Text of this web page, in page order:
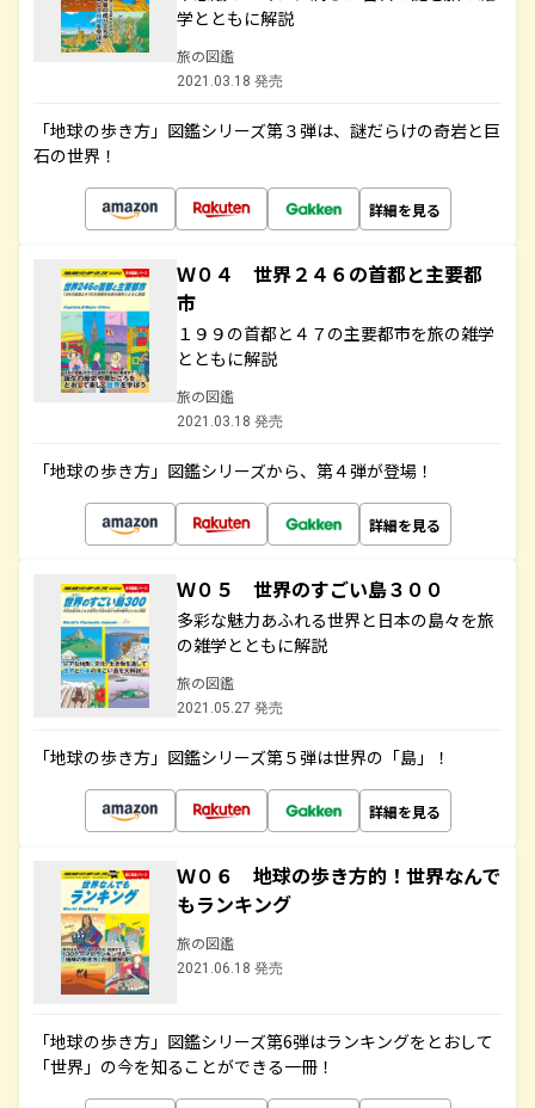
学とともに解説
旅の図鑑
2021.03.18 発売
「地球の歩き方」図鑑シリーズ第３弾は、謎だらけの奇岩と巨
石の世界！
詳細を見る
Ｗ０４ 世界２４６の首都と主要都
市
１９９の首都と４７の主要都市を旅の雑学
とともに解説
旅の図鑑
2021.03.18 発売
「地球の歩き方」図鑑シリーズから、第４弾が登場！
詳細を見る
Ｗ０５ 世界のすごい島３００
多彩な魅力あふれる世界と日本の島々を旅
の雑学とともに解説
旅の図鑑
2021.05.27 発売
「地球の歩き方」図鑑シリーズ第５弾は世界の「島」！
詳細を見る
Ｗ０６ 地球の歩き方的！世界なんで
もランキング
旅の図鑑
2021.06.18 発売
「地球の歩き方」図鑑シリーズ第6弾はランキングをとおして
「世界」の今を知ることができる一冊！